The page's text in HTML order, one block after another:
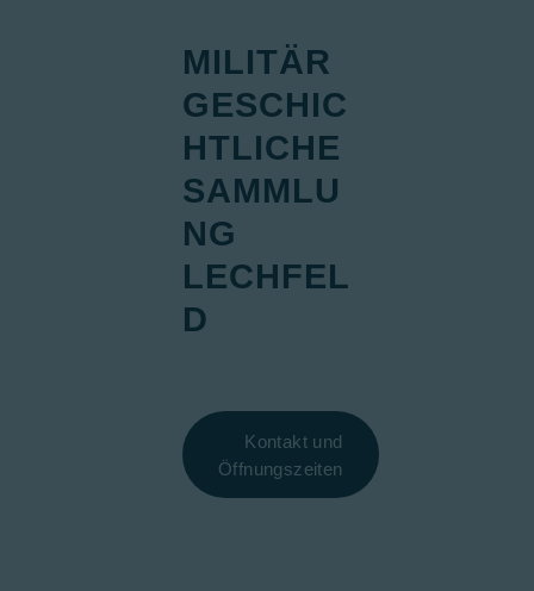
MILITÄR
GESCHIC
HTLICHE
SAMMLU
NG
LECHFEL
D
Kontakt und
Öffnungszeiten